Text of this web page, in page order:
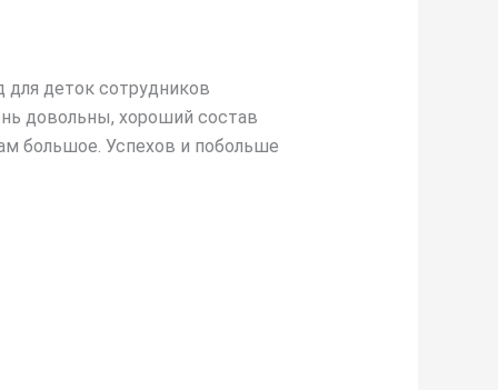
для деток сотрудников
довольны, хороший состав
большое. Успехов и побольше